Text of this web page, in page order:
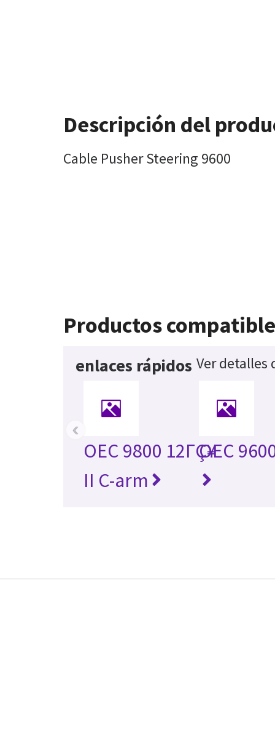
Descripción del
Cable Pusher Steering 9600
Productos
enlaces rápidos Ver detalles
OEC 9800 12ΓÇ¥
II C-arm
OEC
‹